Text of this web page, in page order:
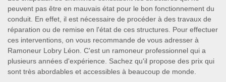
peuvent pas être en mauvais état pour le bon fonctionnement du
conduit. En effet, il est nécessaire de procéder à des travaux de
réparation ou de remise en l'état de ces structures. Pour effectuer
ces interventions, on vous recommande de vous adresser à
Ramoneur Lobry Léon. C'est un ramoneur professionnel qui a
plusieurs années d'expérience. Sachez qu'il propose des prix qui
sont très abordables et accessibles à beaucoup de monde.